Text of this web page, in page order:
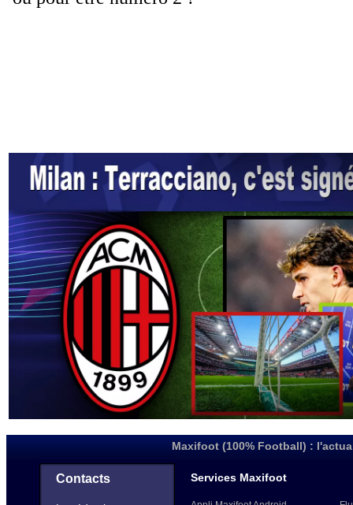
Maxifoot (100% Football) :
Contacts Services Maxifoot